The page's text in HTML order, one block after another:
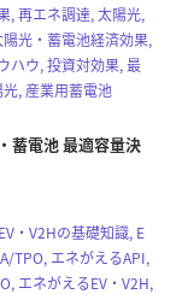
, 再エネ調達, 太陽光,
光・蓄電池経済効果,
ハウ, 投資対効果, 最
, 産業用蓄電池
蓄電池 最適容量決
・V2Hの基礎知識, E
TPO, エネがえるAPI,
エネがえるEV・V2H,